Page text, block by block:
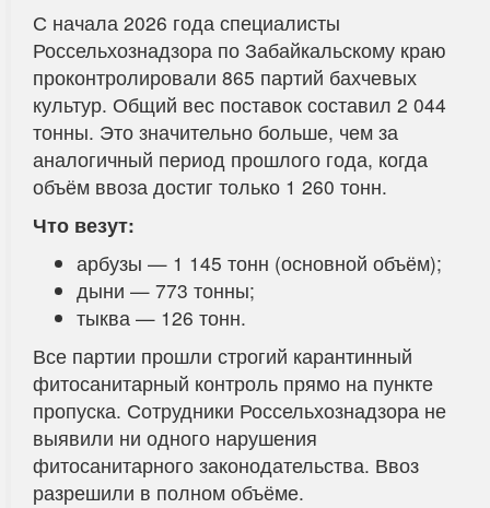
С начала 2026 года специалисты
Россельхознадзора по Забайкальскому краю
проконтролировали 865 партий бахчевых
культур. Общий вес поставок составил 2 044
тонны. Это значительно больше, чем за
аналогичный период прошлого года, когда
объём ввоза достиг только 1 260 тонн.
Что везут:
арбузы — 1 145 тонн (основной объём);
дыни — 773 тонны;
тыква — 126 тонн.
Все партии прошли строгий карантинный
фитосанитарный контроль прямо на пункте
пропуска. Сотрудники Россельхознадзора не
выявили ни одного нарушения
фитосанитарного законодательства. Ввоз
разрешили в полном объёме.